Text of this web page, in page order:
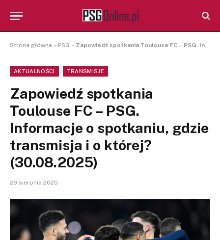
Strona główna » PSG » Zapowiedź spotkania Toulouse FC – PSG. Informacje o spotkaniu, gdzie transmisja i o której? (30.08.2025)
AKTUALNOŚCI TRANSMISJE
Zapowiedź spotkania
Toulouse FC – PSG.
Informacje o spotkaniu, gdzie
transmisja i o której?
(30.08.2025)
29 sierpnia 2025